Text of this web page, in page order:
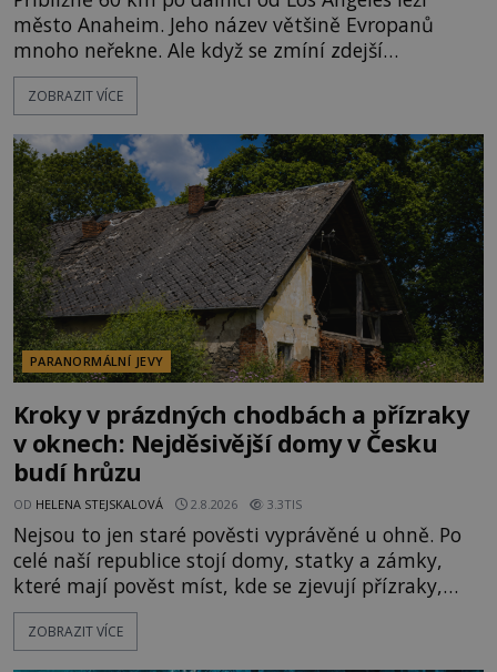
město Anaheim. Jeho název většině Evropanů
mnoho neřekne. Ale když se zmíní zdejší
Disneyland, je hned jasno. Zábavní park vyroste na
poklidném místě bývalého sadu pomerančovníků.
kolem 17 000 000 zábavychtivých lidí ročně. A ač je
velká snaha to utajit, někteří z
ZOBRAZIT VÍCE
PARANORMÁLNÍ JEVY
Kroky v prázdných chodbách a přízraky
v oknech: Nejděsivější domy v Česku
budí hrůzu
OD HELENA STEJSKALOVÁ 2.8.2026 3.3TIS
Nejsou to jen staré pověsti vyprávěné u ohně. Po
celé naší republice stojí domy, statky a zámky,
které mají pověst míst, kde se zjevují přízraky,
ozývají nevysvětlitelné zvuky nebo se dějí podivné
jevy. Zatímco historici většinou hledají racionální
ZOBRAZIT VÍCE